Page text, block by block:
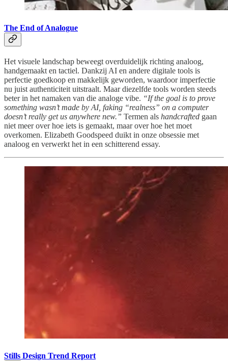
The End of Analogue
Het visuele landschap beweegt overduidelijk richting analoog,
handgemaakt en tactiel. Dankzij AI en andere digitale tools is
perfectie goedkoop en makkelijk geworden, waardoor imperfectie
nu juist authenticiteit uitstraalt. Maar diezelfde tools worden steeds
beter in het namaken van die analoge vibe. “If the goal is to prove
something wasn’t made by AI, faking “realness” on a computer
doesn’t really get us anywhere new.” Termen als handcrafted gaan
niet meer over hoe iets is gemaakt, maar over hoe het moet
overkomen. Elizabeth Goodspeed duikt in onze obsessie met
analoog en verwerkt het in een schitterend essay.
Stills Design Trend Report